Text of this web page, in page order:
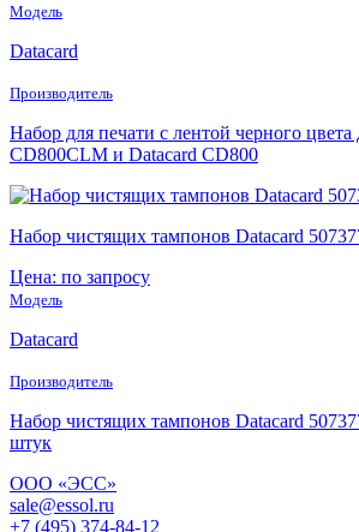
Модель
Datacard
Производитель
Набор для печати с лентой черного цвета
CD800CLM и Datacard CD800
Набор чистящих тампонов Datacard
Цена: по запросу
Модель
Datacard
Производитель
Набор чистящих тампонов Datacard
штук
ООО «ЭСС»
sale@essol.ru
+7 (495) 374-84-12